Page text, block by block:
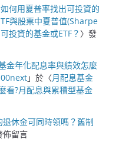
何用夏普率找出可投資的
與股票中夏普值(Sharpe
投資的基金或ETF？ 〉發
金年化配息率與績效怎麼
」於〈月配息基金
看?月配息與累積型基金
休金可同時領嗎？舊制
佈留言